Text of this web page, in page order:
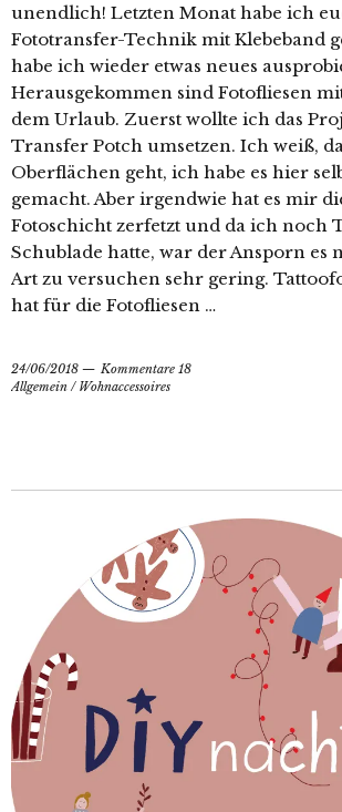
unendlich! Letzten Monat habe ich
Fototransfer-Technik mit Klebeband
habe ich wieder etwas neues
Herausgekommen sind Fotofliesen
dem Urlaub. Zuerst wollte ich das
Transfer Potch umsetzen. Ich weiß,
Oberflächen geht, ich habe es hier
gemacht. Aber irgendwie hat es mir
Fotoschicht zerfetzt und da ich noch
Schublade hatte, war der Ansporn es
Art zu versuchen sehr gering.
hat für die Fotofliesen …
24/06/2018
Kommentare 18
Allgemein / Wohnaccessoires